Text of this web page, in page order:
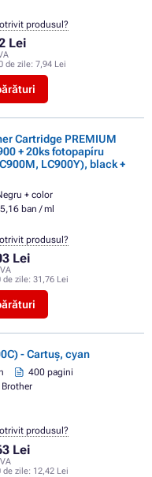
Lei
de zile: 7,94 Lei
produsul?
Cartridge PREMIUM
+ 20ks fotopapíru
LC900Y), black +
+ color
ban / ml
Lei
de zile: 31,76 Lei
produsul?
- Cartuș, cyan
400 pagini
Brother
Lei
de zile: 12,42 Lei
produsul?